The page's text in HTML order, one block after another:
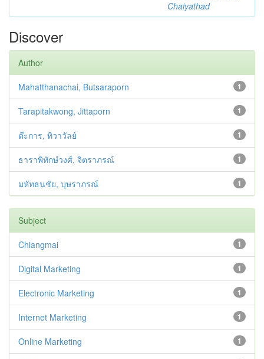
Chaiyathad
Discover
Author
1
Mahatthanachai, Butsaraporn
1
Tarapitakwong, Jittaporn
1
ต๊ะการ, ทิวาวัลย์
1
ธาราพิทักษ์วงศ์, จิตราภรณ์
1
มหัทธนชัย, บุษราภรณ์
Subject
1
Chiangmai
1
Digital Marketing
1
Electronic Marketing
1
Internet Marketing
1
Online Marketing